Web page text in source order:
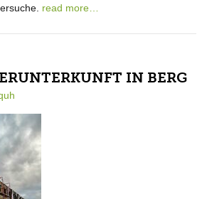
read more…
IN BERG